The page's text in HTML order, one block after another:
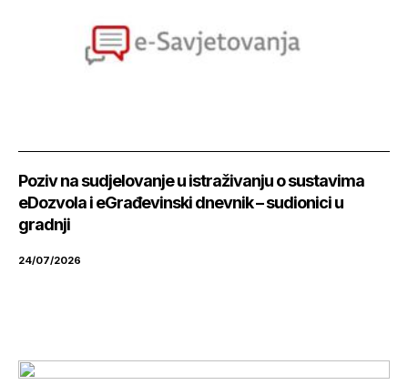
Poziv na sudjelovanje u istraživanju o sustavima
eDozvola i eGrađevinski dnevnik – sudionici u
gradnji
24/07/2026